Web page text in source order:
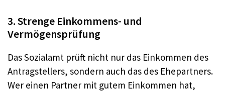
3. Strenge Einkommens- und
Vermögensprüfung
Das Sozialamt prüft nicht nur das Einkommen des
Antragstellers, sondern auch das des Ehepartners.
Wer einen Partner mit gutem Einkommen hat,